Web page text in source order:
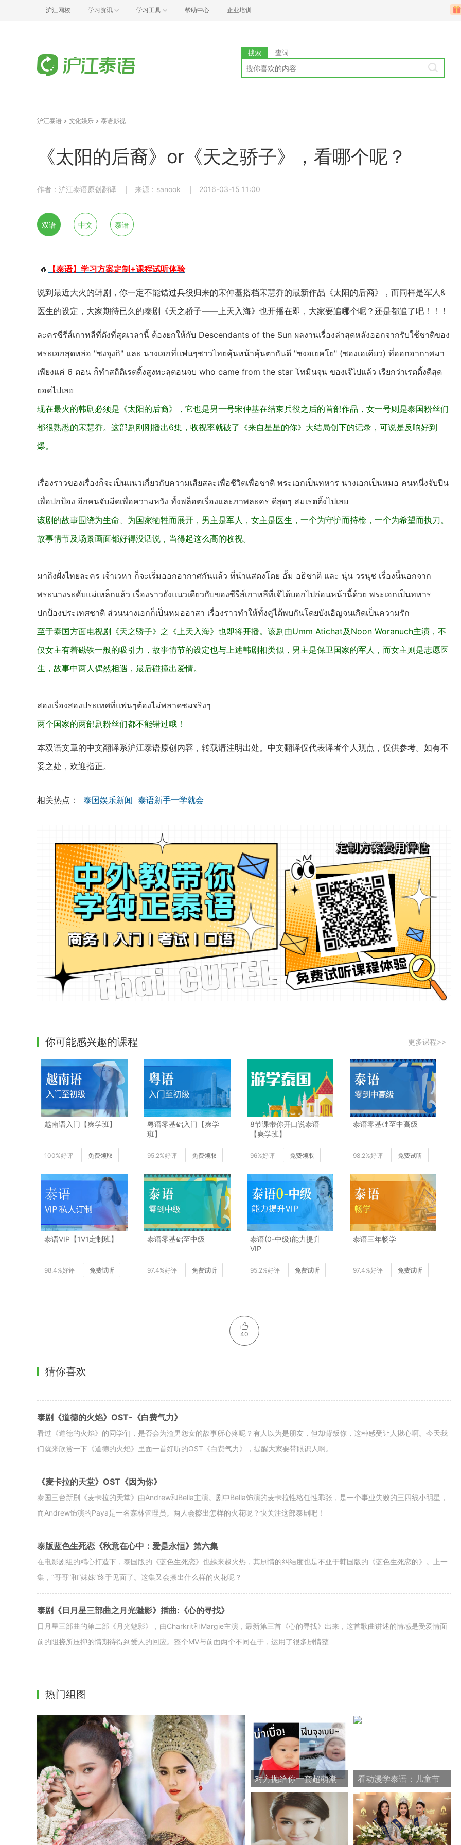
沪江网校 学习资讯 学习工具 帮助中心 企业培训
搜索 查词
沪江泰语 > 文化娱乐 > 泰语影视
《太阳的后裔》or《天之骄子》，看哪个呢？
作者：沪江泰语原创翻译 来源：sanook 2016-03-15 11:00
双语 中文 泰语
🔥 【泰语】学习方案定制+课程试听体验
说到最近大火的韩剧，你一定不能错过兵役归来的宋仲基搭档宋慧乔的最新作品《太阳的后裔》，而同样是军人&
医生的设定，大家期待已久的泰剧《天之骄子——上天入海》也开播在即，大家要追哪个呢？还是都追了吧！！！
ละครซีรีส์เกาหลีที่ดังที่สุดเวลานี้ ต้องยกให้กับ Descendants of the Sun ผลงานเรื่องล่าสุดหลังออกจากรับใช้ชาติของ
พระเอกสุดหล่อ "ซงจุงกิ" และ นางเอกที่แฟนๆชาวไทยคุ้นหน้าคุ้นตากันดี "ซงฮเยคโย" (ซองเฮเคียว) ที่ออกอากาศมา
เพียงแค่ 6 ตอน ก็ทำสถิติเรตติ้งสูงทะลุตอนจบ who came from the star โทมินจุน ของเจ๊ไปแล้ว เรียกว่าเรตติ้งดีสุด
ยอดไปเลย
现在最火的韩剧必须是《太阳的后裔》，它也是男一号宋仲基在结束兵役之后的首部作品，女一号则是泰国粉丝们
都很熟悉的宋慧乔。这部剧刚刚播出6集，收视率就破了《来自星星的你》大结局创下的记录，可说是反响好到
爆。
เรื่องราวของเรื่องก็จะเป็นแนวเกี่ยวกับความเสียสละเพื่อชีวิตเพื่อชาติ พระเอกเป็นทหาร นางเอกเป็นหมอ คนหนึ่งจับปืน
เพื่อปกป้อง อีกคนจับมีดเพื่อความหวัง ทั้งพล็อตเรื่องและภาพละคร ดีสุดๆ สมเรตติ้งไปเลย
该剧的故事围绕为生命、为国家牺牲而展开，男主是军人，女主是医生，一个为守护而持枪，一个为希望而执刀。
故事情节及场景画面都好得没话说，当得起这么高的收视。
มาถึงฝั่งไทยละคร เจ้าเวหา ก็จะเริ่มออกอากาศกันแล้ว ที่นำแสดงโดย อั้ม อธิชาติ และ นุ่น วรนุช เรื่องนี้นอกจาก
พระนางระดับแม่เหล็กแล้ว เรื่องราวยังแนวเดียวกับของซีรีส์เกาหลีที่เจ๊ได้บอกไปก่อนหน้านี้ด้วย พระเอกเป็นทหาร
ปกป้องประเทศชาติ ส่วนนางเอกก็เป็นหมออาสา เรื่องราวทำให้ทั้งคู่ได้พบกันโดยบังเอิญจนเกิดเป็นความรัก
至于泰国方面电视剧《天之骄子》之《上天入海》也即将开播。该剧由Umm Atichat及Noon Woranuch主演，不
仅女主有着磁铁一般的吸引力，故事情节的设定也与上述韩剧相类似，男主是保卫国家的军人，而女主则是志愿医
生，故事中两人偶然相遇，最后碰撞出爱情。
สองเรื่องสองประเทศที่แฟนๆต้องไม่พลาดชมจริงๆ
两个国家的两部剧粉丝们都不能错过哦！
本双语文章的中文翻译系沪江泰语原创内容，转载请注明出处。中文翻译仅代表译者个人观点，仅供参考。如有不
妥之处，欢迎指正。
相关热点： 泰国娱乐新闻 泰语新手一学就会
你可能感兴趣的课程 更多课程>>
越南语入门【爽学班】
100%好评 免费领取
粤语零基础入门【爽学
班】
95.2%好评 免费领取
8节课带你开口说泰语
【爽学班】
96%好评 免费领取
泰语零基础至中高级
98.2%好评 免费试听
泰语VIP【1V1定制班】
98.4%好评 免费试听
泰语零基础至中级
97.4%好评 免费试听
泰语(0-中级)能力提升
VIP
95.2%好评 免费试听
泰语三年畅学
97.4%好评 免费试听
40
猜你喜欢
泰剧《道德的火焰》OST-《白费气力》
看过《道德的火焰》的同学们，是否会为渣男怨女的故事所心疼呢？有人以为是朋友，但却背叛你，这种感受让人揪心啊。今天我
们就来欣赏一下《道德的火焰》里面一首好听的OST《白费气力》，提醒大家要带眼识人啊。
《麦卡拉的天堂》OST《因为你》
泰国三台新剧《麦卡拉的天堂》由Andrew和Bella主演。剧中Bella饰演的麦卡拉性格任性乖张，是一个事业失败的三四线小明星，
而Andrew饰演的Paya是一名森林管理员。两人会擦出怎样的火花呢？快关注这部泰剧吧！
泰版蓝色生死恋《秋意在心中：爱是永恒》第六集
在电影剧组的精心打造下，泰国版的《蓝色生死恋》也越来越火热，其剧情的纠结度也是不亚于韩国版的《蓝色生死恋的》。上一
集，“哥哥”和“妹妹”终于见面了。这集又会擦出什么样的火花呢？
泰剧《日月星三部曲之月光魅影》插曲:《心的寻找》
日月星三部曲的第二部《月光魅影》，由Charkrit和Margie主演，最新第三首《心的寻找》出来，这首歌曲讲述的情感是受爱情面
前的阻挠所压抑的情期待得到爱人的回应。整个MV与前面两个不同在于，运用了很多剧情整
热门组图
对方抛给你一套超萌潮
流表情包，你接还是不
看动漫学泰语：儿童节
快乐